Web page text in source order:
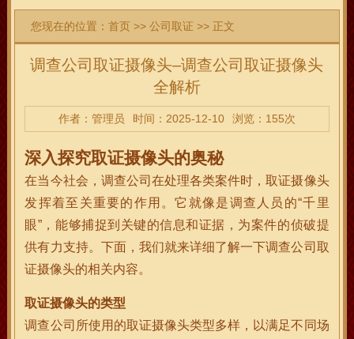
您现在的位置：首页 >>公司取证 >> 正文
调查公司取证摄像头–调查公司取证摄像头
全解析
作者：管理员 时间：2025-12-10 浏览：155次
深入探究取证摄像头的奥秘
在当今社会，调查公司在处理各类案件时，取证摄像头
发挥着至关重要的作用。它就像是调查人员的“千里
眼”，能够捕捉到关键的信息和证据，为案件的侦破提
供有力支持。下面，我们就来详细了解一下调查公司取
证摄像头的相关内容。
取证摄像头的类型
调查公司所使用的取证摄像头类型多样，以满足不同场